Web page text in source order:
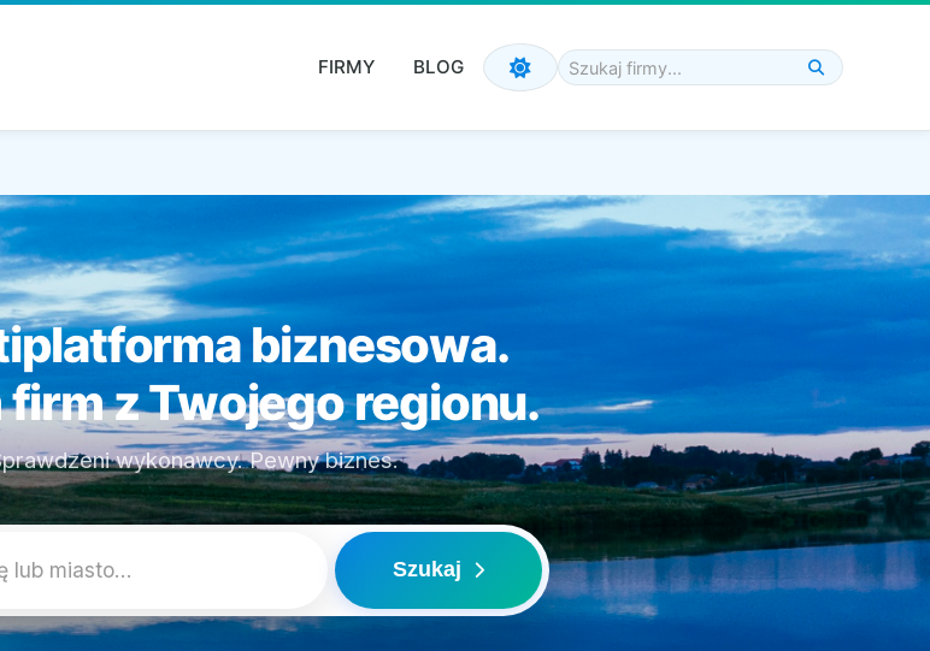
FIRMY BLOG
biznesowa.
z Twojego regionu.
wykonawcy. Pewny biznes.
Szukaj